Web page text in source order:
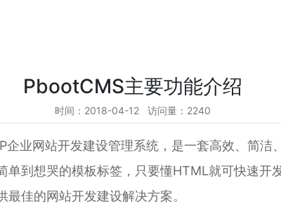
PbootCMS主要功能介绍
时间：2018-04-12 访问量：2240
业网站开发建设管理系统，是一套高效、简洁
到想哭的模板标签，只要懂HTML就可快速开
佳的网站开发建设解决方案。